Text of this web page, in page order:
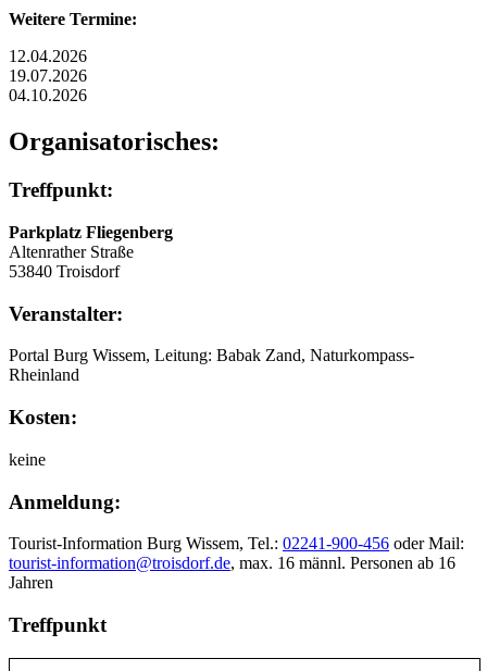
Weitere Termine:
12.04.2026
19.07.2026
04.10.2026
Organisatorisches:
Treffpunkt:
Parkplatz Fliegenberg
Altenrather Straße
53840 Troisdorf
Veranstalter:
Portal Burg Wissem, Leitung: Babak Zand, Naturkompass-
Rheinland
Kosten:
keine
Anmeldung:
Tourist-Information Burg Wissem, Tel.: 02241-900-456 oder Mail:
tourist-information@troisdorf.de, max. 16 männl. Personen ab 16
Jahren
Treffpunkt